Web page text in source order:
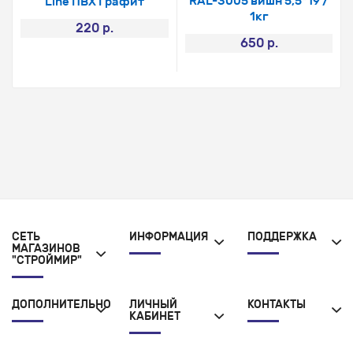
220 р.
1кг
650 р.
СЕТЬ
МАГАЗИНОВ
"СТРОЙМИР"
ИНФОРМАЦИЯ ПОДДЕРЖКА
ДОПОЛНИТЕЛЬНО
ЛИЧНЫЙ
КАБИНЕТ
КОНТАКТЫ